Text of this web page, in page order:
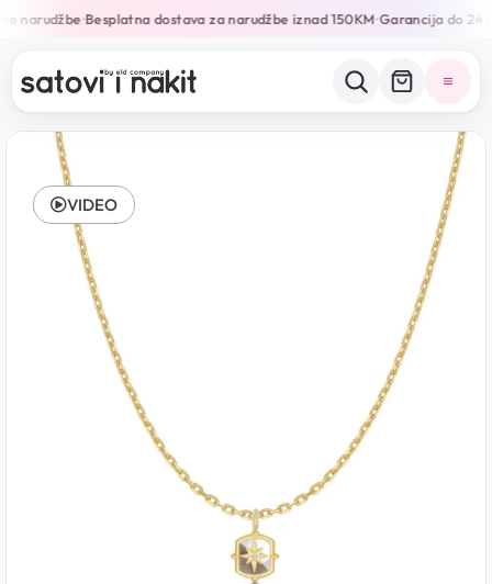
narudžbe•Besplatna dostava za narudžbe iznad 150KM•Garancija do 24
VIDEO